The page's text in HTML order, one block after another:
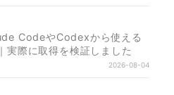
CodeやCodexから使える
実際に取得を検証しました
2026-08-04